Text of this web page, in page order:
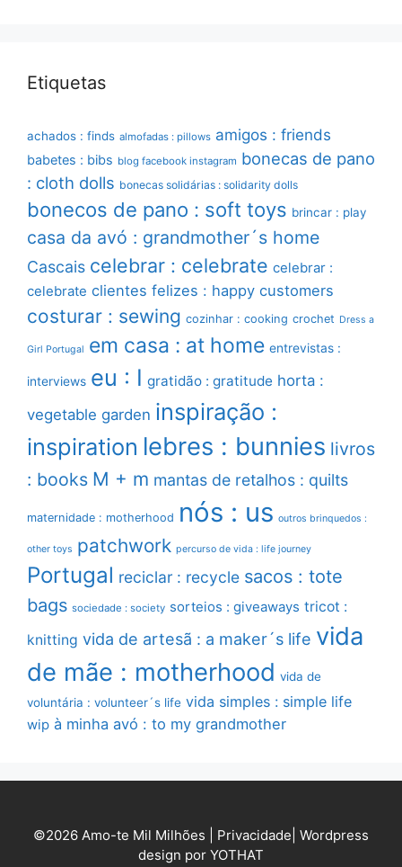
Etiquetas
achados : finds almofadas : pillows amigos : friends
babetes : bibs blog facebook instagram bonecas de pano
: cloth dolls bonecas solidárias : solidarity dolls
bonecos de pano : soft toys brincar : play
casa da avó : grandmother´s home
Cascais celebrar : celebrate celebrar :
celebrate clientes felizes : happy customers
costurar : sewing cozinhar : cooking crochet Dress a
Girl Portugal em casa : at home entrevistas :
interviews eu : I gratidão : gratitude horta :
vegetable garden inspiração :
inspiration lebres : bunnies livros
: books M + m mantas de retalhos : quilts
maternidade : motherhood nós : us outros brinquedos :
other toys patchwork percurso de vida : life journey
Portugal reciclar : recycle sacos : tote
bags sociedade : society sorteios : giveaways tricot :
knitting vida de artesã : a maker´s life vida
de mãe : motherhood vida de
voluntária : volunteer´s life vida simples : simple life
wip à minha avó : to my grandmother
©2026 Amo-te Mil Milhões | Privacidade Wordpress
design por YOTHAT